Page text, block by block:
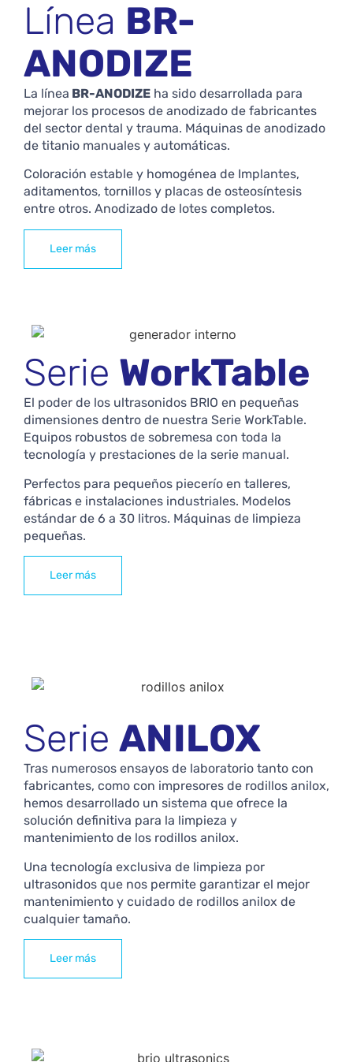
Línea BR-
ANODIZE
La línea BR-ANODIZE ha sido desarrollada para
mejorar los procesos de anodizado de fabricantes
del sector dental y trauma. Máquinas de anodizado
de titanio manuales y automáticas.
Coloración estable y homogénea de Implantes,
aditamentos, tornillos y placas de osteosíntesis
entre otros. Anodizado de lotes completos.
Leer más
Serie WorkTable
El poder de los ultrasonidos BRIO en pequeñas
dimensiones dentro de nuestra Serie WorkTable.
Equipos robustos de sobremesa con toda la
tecnología y prestaciones de la serie manual.
Perfectos para pequeños piecerío en talleres,
fábricas e instalaciones industriales. Modelos
estándar de 6 a 30 litros. Máquinas de limpieza
pequeñas.
Leer más
Serie ANILOX
Tras numerosos ensayos de laboratorio tanto con
fabricantes, como con impresores de rodillos anilox,
hemos desarrollado un sistema que ofrece la
solución definitiva para la limpieza y
mantenimiento de los rodillos anilox.
Una tecnología exclusiva de limpieza por
ultrasonidos que nos permite garantizar el mejor
mantenimiento y cuidado de rodillos anilox de
cualquier tamaño.
Leer más